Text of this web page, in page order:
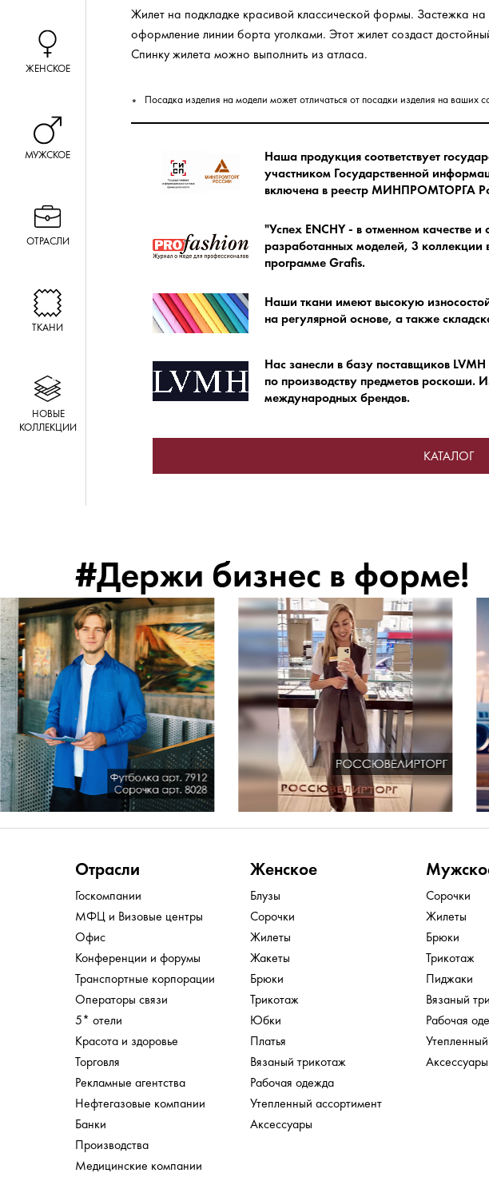
ЖЕНСКОЕ
МУЖСКОЕ
ОТРАСЛИ
ТКАНИ
НОВЫЕ
КОЛЛЕКЦИИ
Жилет на подкладке красивой классической формы. Застежка
оформление линии борта уголками. Этот жилет создаст
Спинку жилета можно выполнить из атласа.
Посадка изделия на модели может отличаться от посадки изделия на ваших
Наша продукция соответствует
участником Государственной
включена в реестр МИНПРОМТОРГА
"Успех ENCHY - в отменном качестве
разработанных моделей, 3 коллекции
программе Grafis.
Наши ткани имеют высокую
на регулярной основе, а также
Нас занесли в базу поставщиков
по производству предметов роскоши.
международных брендов.
КАТАЛОГ
#Держи бизнес в форме!
Отрасли
Госкомпании
МФЦ и Визовые центры
Офис
Конференции и форумы
Транспортные корпорации
Операторы связи
5* отели
Красота и здоровье
Торговля
Рекламные агентства
Нефтегазовые компании
Банки
Производства
Медицинские компании
Женское
Блузы
Сорочки
Жилеты
Жакеты
Брюки
Трикотаж
Юбки
Платья
Вязаный трикотаж
Рабочая одежда
Утепленный ассортимент
Аксессуары
Сорочки
Жилеты
Брюки
Трикотаж
Пиджаки
Вязаный
Рабочая
Аксессуары